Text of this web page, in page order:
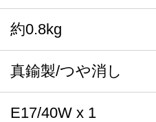
約0.8kg
真鍮製/つや消し
E17/40W x 1